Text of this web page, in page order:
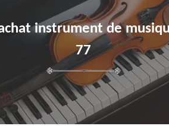
instrument de
77